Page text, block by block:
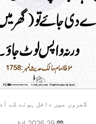
گھروں میں داخل ہونے کے